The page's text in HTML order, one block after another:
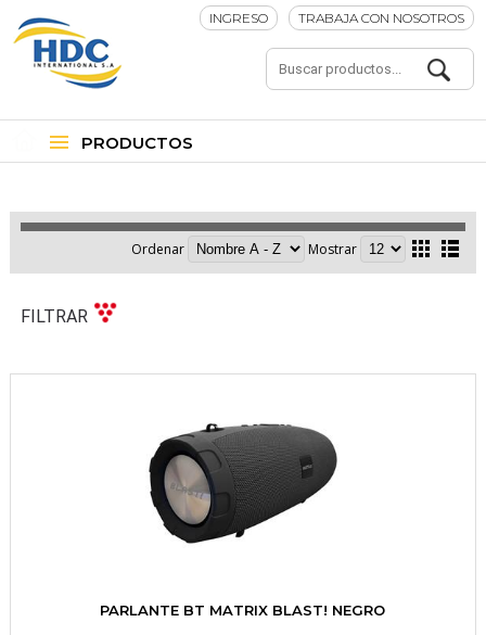
INGRESO TRABAJA CON NOSOTROS
PRODUCTOS
Ordenar Mostrar
FILTRAR
PARLANTE BT MATRIX BLAST! NEGRO